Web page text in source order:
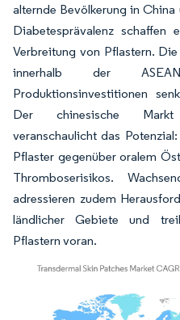
alternde Bevölkerung in
Diabetesprävalenz
Verbreitung von Pflastern.
innerhalb der
Produktionsinvestitionen
Der chinesische Markt
veranschaulicht das
Pflaster gegenüber oralem
Thromboserisikos.
adressieren zudem
ländlicher Gebiete und
Pflastern voran.